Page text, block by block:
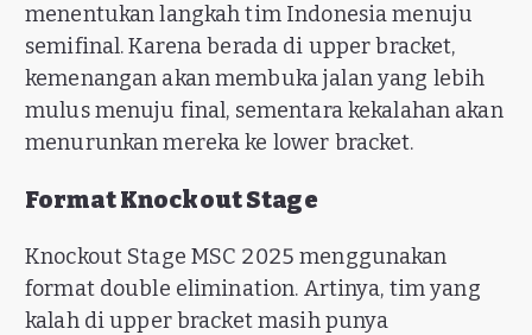
menentukan langkah tim Indonesia menuju
semifinal. Karena berada di upper bracket,
kemenangan akan membuka jalan yang lebih
mulus menuju final, sementara kekalahan akan
menurunkan mereka ke lower bracket.
Format Knockout Stage
Knockout Stage MSC 2025 menggunakan
format double elimination. Artinya, tim yang
kalah di upper bracket masih punya